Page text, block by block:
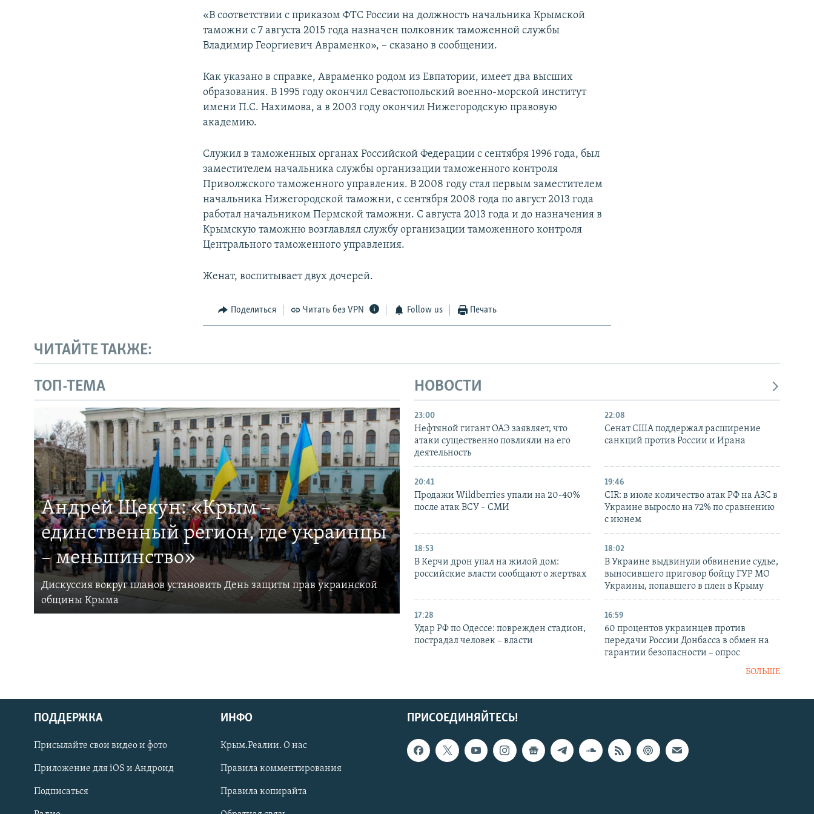
Українською
Qırımtatar
ПРИСОЕДИНЯЙТЕСЬ!
«В соответствии с приказом ФТС России на должность начальника Крымской
таможни с 7 августа 2015 года назначен полковник таможенной службы
Владимир Георгиевич Авраменко», – сказано в сообщении.
Как указано в справке, Авраменко родом из Евпатории, имеет два высших
образования. В 1995 году окончил Севастопольский военно-морской институт
имени П.С. Нахимова, а в 2003 году окончил Нижегородскую правовую
академию.
Служил в таможенных органах Российской Федерации с сентября 1996 года, был
заместителем начальника службы организации таможенного контроля
Приволжского таможенного управления. В 2008 году стал первым заместителем
начальника Нижегородской таможни, с сентября 2008 года по август 2013 года
работал начальником Пермской таможни. С августа 2013 года и до назначения в
Крымскую таможню возглавлял службу организации таможенного контроля
Центрального таможенного управления.
Женат, воспитывает двух дочерей.
Поделиться Читать без VPN Follow us Печать
ЧИТАЙТЕ ТАКЖЕ:
ТОП-ТЕМА
Андрей Щекун: «Крым –
единственный регион, где украинцы
– меньшинство»
Дискуссия вокруг планов установить День защиты прав украинской
общины Крыма
НОВОСТИ
23:00
Нефтяной гигант ОАЭ заявляет, что
атаки существенно повлияли на его
деятельность
22:08
Сенат США поддержал расширение
санкций против России и Ирана
20:41
Продажи Wildberries упали на 20-40%
после атак ВСУ – СМИ
19:46
CIR: в июле количество атак РФ на АЗС в
Украине выросло на 72% по сравнению
с июнем
18:53
В Керчи дрон упал на жилой дом:
российские власти сообщают о жертвах
18:02
В Украине выдвинули обвинение судье,
выносившего приговор бойцу ГУР МО
Украины, попавшего в плен в Крыму
17:28
Удар РФ по Одессе: поврежден стадион,
пострадал человек – власти
16:59
60 процентов украинцев против
передачи России Донбасса в обмен на
гарантии безопасности – опрос
БОЛЬШЕ
ПРИСОЕДИНЯЙТЕСЬ!
ПОДДЕРЖКА
Присылайте свои видео и фото
Приложение для iOS и Андроид
Подписаться
ИНФО
Крым.Реалии. О нас
Правила комментирования
Правила копирайта